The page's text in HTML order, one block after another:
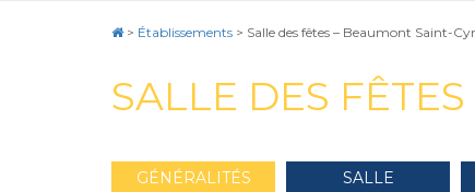
> Établissements > Salle des fêtes – Beaumont Saint-Cyr
SALLE DES
GÉNÉRALITÉS SALLE